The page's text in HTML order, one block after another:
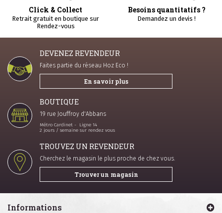
Click & Collect
Retrait gratuit en boutique sur
Rendez-vous
Besoins quantitatifs ?
Demandez un devis !
DEVENEZ REVENDEUR
Faites partie du réseau Hoz Eco !
En savoir plus
BOUTIQUE
19 rue Jouffroy d'Abbans
Métro Cardinet - Ligne 14
2 jours / semaine sur rendez vous
TROUVEZ UN REVENDEUR
Cherchez le magasin le plus proche de chez vous.
Trouver un magasin
Informations